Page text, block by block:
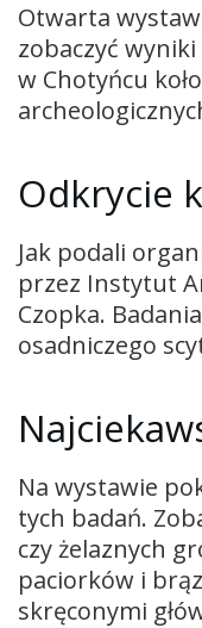
Otwarta
zobaczyć
w Chotyńcu
Odkrycie
Jak podali
przez Instytut
Czopka.
osadniczego
Na wystawie
tych badań.
czy żelaznych
paciorków i
skręconymi